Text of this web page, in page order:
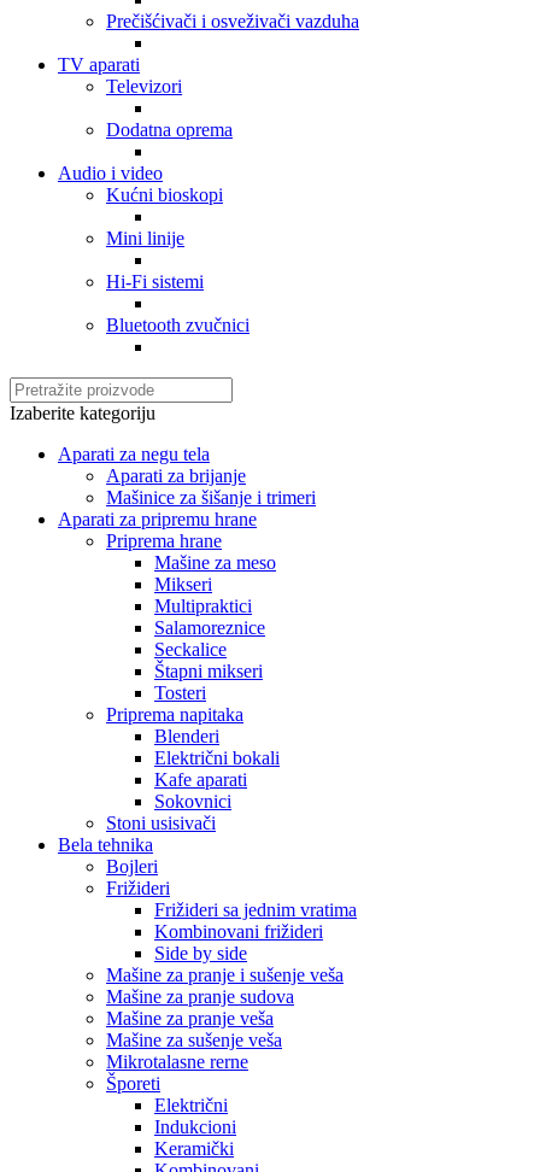
Prečišćivači i osveživači vazduha
TV aparati
Televizori
Dodatna oprema
Audio i video
Kućni bioskopi
Mini linije
Hi-Fi sistemi
Bluetooth zvučnici
Izaberite kategoriju
Aparati za negu tela
Aparati za brijanje
Mašinice za šišanje i trimeri
Aparati za pripremu hrane
Priprema hrane
Mašine za meso
Mikseri
Multipraktici
Salamoreznice
Seckalice
Štapni mikseri
Tosteri
Priprema napitaka
Blenderi
Električni bokali
Kafe aparati
Sokovnici
Stoni usisivači
Bela tehnika
Bojleri
Frižideri
Frižideri sa jednim vratima
Kombinovani frižideri
Side by side
Mašine za pranje i sušenje veša
Mašine za pranje sudova
Mašine za pranje veša
Mašine za sušenje veša
Mikrotalasne rerne
Šporeti
Električni
Indukcioni
Keramički